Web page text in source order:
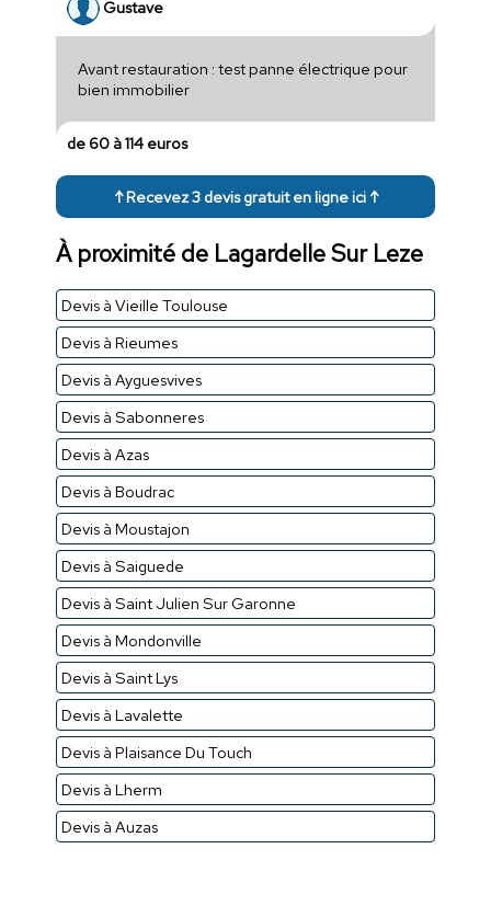
Gustave
Avant restauration : test panne électrique pour
bien immobilier
de 60 à 114 euros
↑ Recevez 3 devis gratuit en ligne ici ↑
À proximité de Lagardelle Sur Leze
Devis à Vieille Toulouse
Devis à Rieumes
Devis à Ayguesvives
Devis à Sabonneres
Devis à Azas
Devis à Boudrac
Devis à Moustajon
Devis à Saiguede
Devis à Saint Julien Sur Garonne
Devis à Mondonville
Devis à Saint Lys
Devis à Lavalette
Devis à Plaisance Du Touch
Devis à Lherm
Devis à Auzas